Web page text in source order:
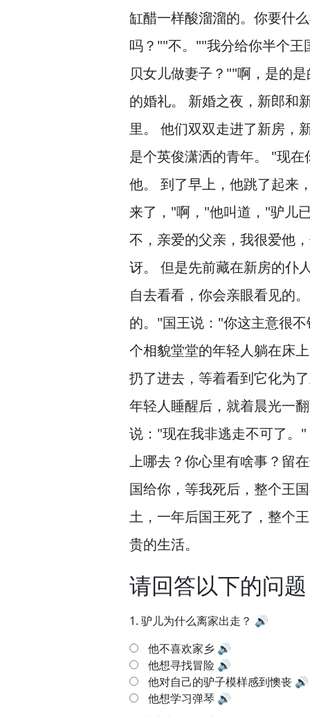
缸醋一样酸溜溜的。 你要什
吗？ ""不。 ""我分给你半个王
贝女儿做妻子？ ""啊， 是的是
的婚礼。
新婚之夜， 新郎和
里。
他们双双走进了新房，
是个英俊潇洒的青年。
"现在
他。
到了早上， 他跳了起来，
来了， "啊， "他叫道， "驴儿
不， 亲爱的父亲， 我很爱他，
讶。
但是先前藏在新房的仆
自去看看， 你会亲眼看见的。
的。 "国王说："你这主意很不
个相貌堂堂的年轻人躺在床上
扔了进去， 等着看到它化为了
年轻人睡醒后， 就着晨光一翻
说："现在我非逃走不可了。 "
上哪去？你心里有啥事？ 留
国给你， 等我死后， 整个王国
土， 一年后国王死了， 整个
贵的生活。
请回答以下的问题
1. 驴儿为什么离家出走？ 🔊
他不喜欢家乡 🔊
他想寻找冒险 🔊
他对自己的驴子模样感到懊丧 🔊
他想学习弹琴 🔊